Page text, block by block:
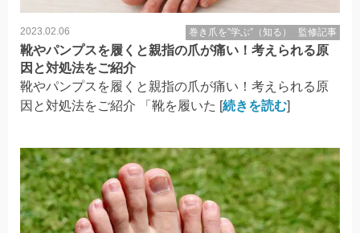
2023.02.06 巻き爪を”学ぶ”（知る） 監修記事
靴やパンプスを履くと親指の爪が痛い！考えられる原
因と対処法をご紹介
靴やパンプスを履くと親指の爪が痛い！考えられる原
因と対処法をご紹介 「靴を履いた [続きを読む]